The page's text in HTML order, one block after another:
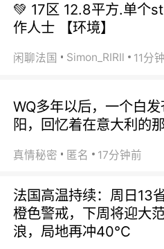
💚 17区 12.8平方.单个
作人士 【环境】
闲聊法国 Simon_RIRIl 11分
WQ多年以后，一个白
阳，回忆着在意大利的
真情秘密 匿名 17分钟前
法国高温持续：周日13
橙色警戒，下周将迎大
浪，局地再冲40℃